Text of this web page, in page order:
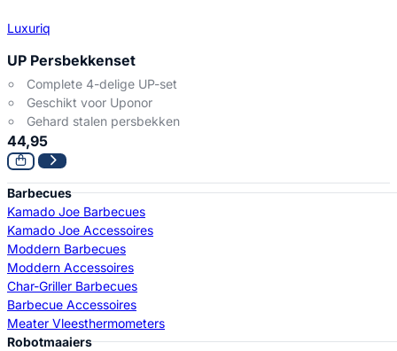
Luxuriq
UP Persbekkenset
Complete 4-delige UP-set
Geschikt voor Uponor
Gehard stalen persbekken
44,95
Barbecues
Kamado Joe Barbecues
Kamado Joe Accessoires
Moddern Barbecues
Moddern Accessoires
Char-Griller Barbecues
Barbecue Accessoires
Meater Vleesthermometers
Robotmaaiers